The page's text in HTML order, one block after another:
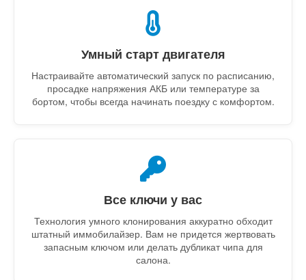
Умный старт двигателя
Настраивайте автоматический запуск по расписанию,
просадке напряжения АКБ или температуре за
бортом, чтобы всегда начинать поездку с комфортом.
Все ключи у вас
Технология умного клонирования аккуратно обходит
штатный иммобилайзер. Вам не придется жертвовать
запасным ключом или делать дубликат чипа для
салона.